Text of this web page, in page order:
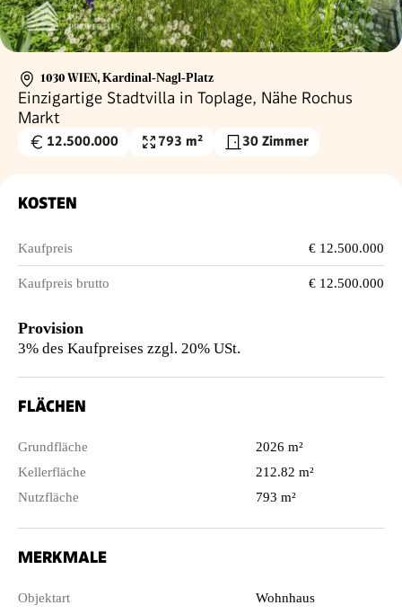
1030 WIEN, Kardinal-Nagl-Platz
Einzigartige Stadtvilla in Toplage, Nähe Rochus
Markt
Kaufpreis
12.500.000
Nutzfläche
793 m² 30 Zimmer
KOSTEN
Kaufpreis € 12.500.000
Kaufpreis brutto € 12.500.000
Provision
3% des Kaufpreises zzgl. 20% USt.
FLÄCHEN
Grundfläche
2026 m²
Kellerfläche
212.82 m²
Nutzfläche
793 m²
MERKMALE
Objektart
Wohnhaus